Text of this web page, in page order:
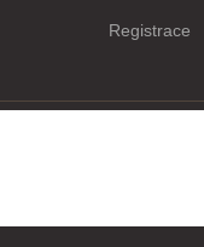
Registrace